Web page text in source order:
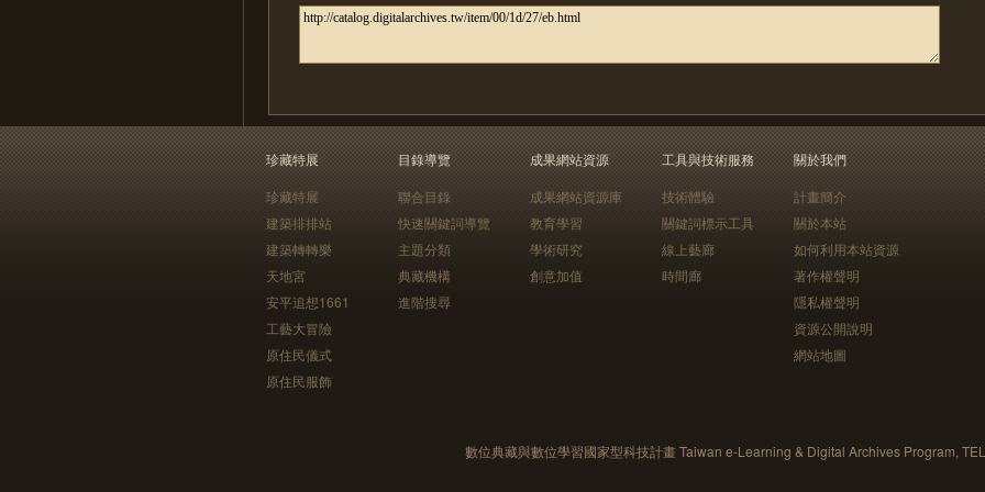
珍藏特展
珍藏特展
建築排排站
建築轉轉樂
天地宮
安平追想1661
工藝大冒險
原住民儀式
原住民服飾
目錄導覽
聯合目錄
快速關鍵詞導覽
主題分類
典藏機構
進階搜尋
成果網站資源
成果網站資源庫
教育學習
學術研究
創意加值
工具與技術服務
技術體驗
關鍵詞標示工具
線上藝廊
時間廊
關於我們
計畫簡介
關於本站
如何利用本站資源
著作權聲明
隱私權聲明
資源公開說明
網站地圖
數位典藏與數位學習國家型科技計畫 Taiwan e-Learning & Digital Archives Program,